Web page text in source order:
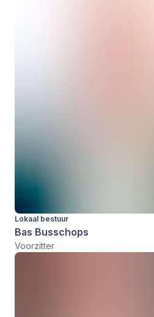
Lokaal bestuur
Bas Busschops
Voorzitter